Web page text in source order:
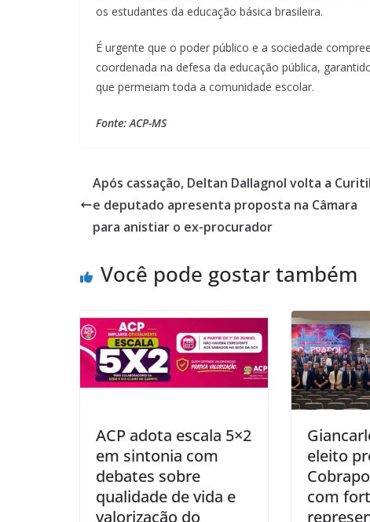
os estudantes da educação básica brasileira.
É urgente que o poder público e a sociedade
coordenada na defesa da educação pública,
que permeiam toda a comunidade escolar.
Fonte: ACP-MS
Após cassação, Deltan Dallagnol volta a
e deputado apresenta proposta na Câmara
para anistiar o ex-procurador
Você pode gostar também
ACP adota escala 5×2
em sintonia com
debates sobre
qualidade de vida e
valorização do
eleito
com